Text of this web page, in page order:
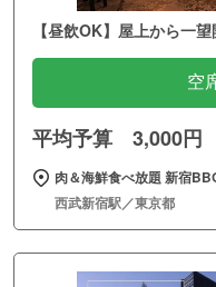
【昼飲OK】屋上から一
空
平均予算 3,000円
肉＆海鮮食べ放題 新宿
西武新宿駅／東京都